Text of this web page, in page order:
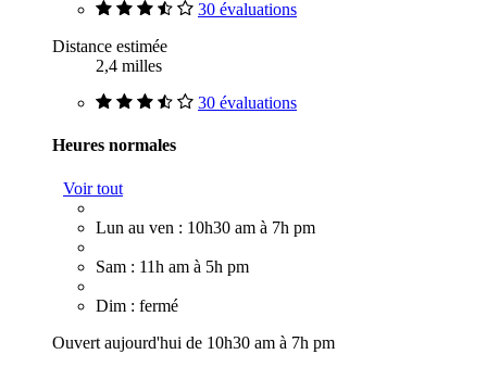
30 évaluations
Distance estimée
2,4 milles
30 évaluations
Heures normales
Voir tout
Lun au ven : 10h30 am à 7h pm
Sam : 11h am à 5h pm
Dim : fermé
Ouvert aujourd'hui de 10h30 am à 7h pm